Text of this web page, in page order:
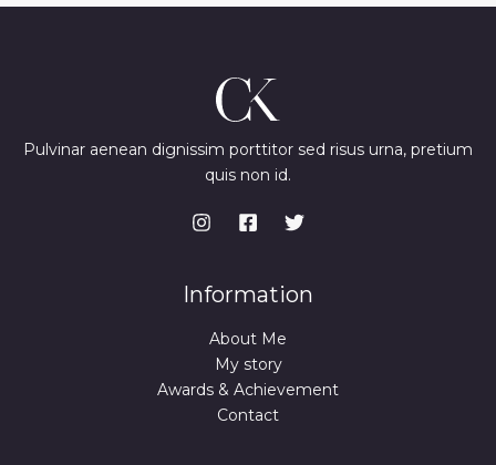
Pulvinar aenean dignissim porttitor sed risus urna, pretium
quis non id.
Information
About Me
My story
Awards & Achievement
Contact